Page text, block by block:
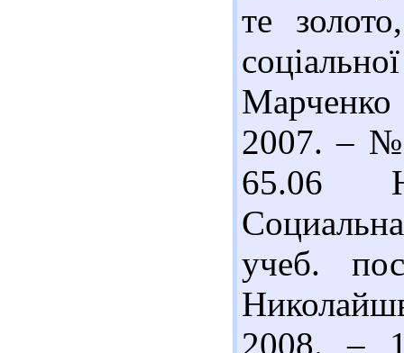
те
2007. –
65.06
учеб.
2008. –